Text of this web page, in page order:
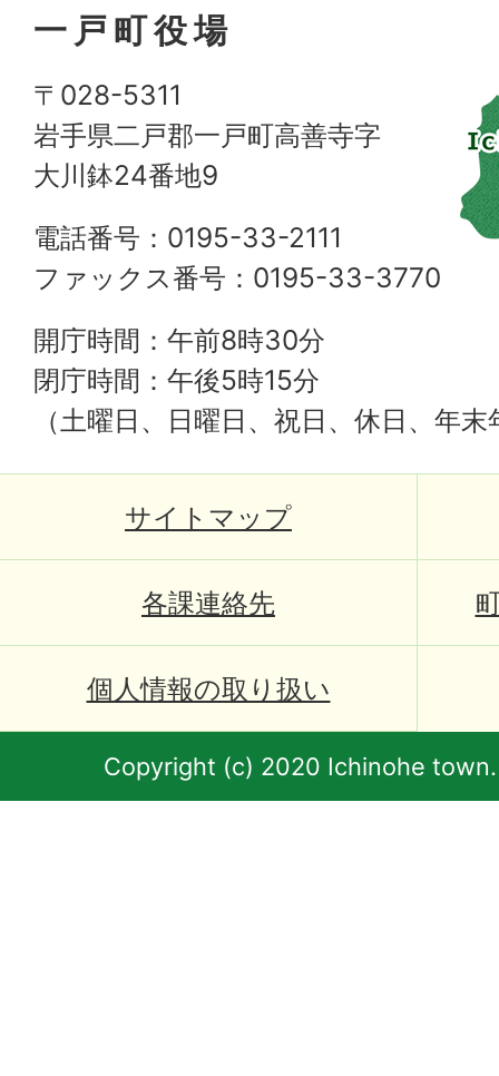
一戸町役場
〒028-5311
岩手県二戸郡一戸町高善寺字
大川鉢24番地9
電話番号：0195-33-2111
ファックス番号：0195-33-3770
開庁時間：午前8時30分
閉庁時間：午後5時15分
（土曜日、日曜日、祝日、休日、年
サイトマップ
各課連絡先
個人情報の取り扱い
Copyright (c) 2020 Ichinohe